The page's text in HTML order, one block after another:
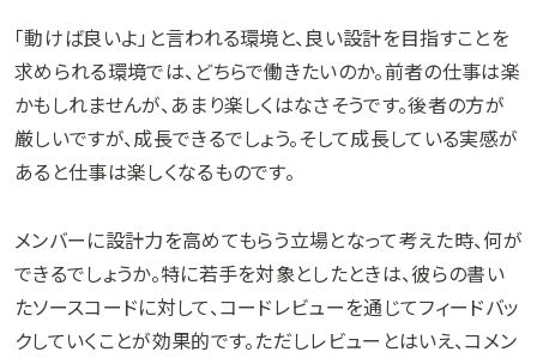
「動けば良いよ」と言われる環境と、良い設計を目指すことを
求められる環境では、どちらで働きたいのか。前者の仕事は楽
かもしれませんが、あまり楽しくはなさそうです。後者の方が
厳しいですが、成長できるでしょう。そして成長している実感が
あると仕事は楽しくなるものです。
メンバーに設計力を高めてもらう立場となって考えた時、何が
できるでしょうか。特に若手を対象としたときは、彼らの書い
たソースコードに対して、コードレビューを通じてフィードバッ
クしていくことが効果的です。ただしレビューとはいえ、コメン